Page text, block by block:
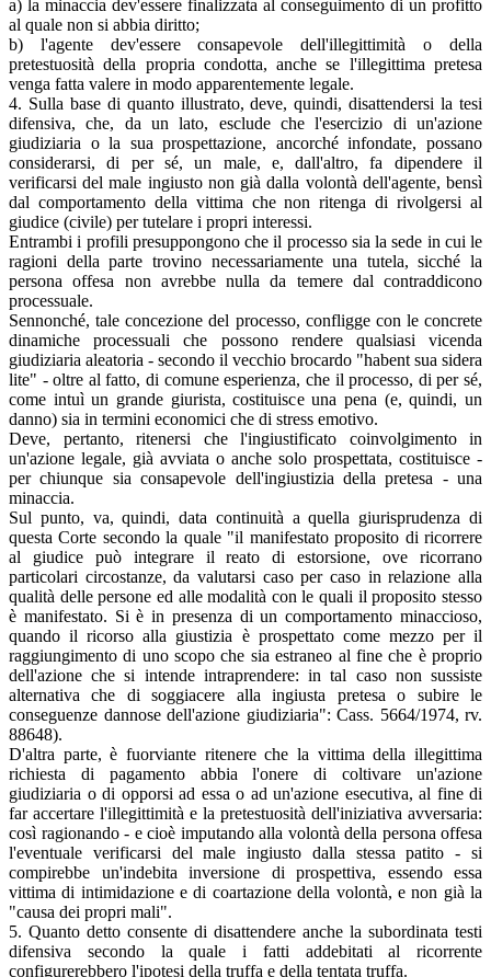
a) la minaccia dev'essere finalizzata al conseguimento di un profitto
al quale non si abbia diritto;
b) l'agente dev'essere consapevole dell'illegittimità o della
pretestuosità della propria condotta, anche se l'illegittima pretesa
venga fatta valere in modo apparentemente legale.
4. Sulla base di quanto illustrato, deve, quindi, disattendersi la tesi
difensiva, che, da un lato, esclude che l'esercizio di un'azione
giudiziaria o la sua prospettazione, ancorché infondate, possano
considerarsi, di per sé, un male, e, dall'altro, fa dipendere il
verificarsi del male ingiusto non già dalla volontà dell'agente, bensì
dal comportamento della vittima che non ritenga di rivolgersi al
giudice (civile) per tutelare i propri interessi.
Entrambi i profili presuppongono che il processo sia la sede in cui le
ragioni della parte trovino necessariamente una tutela, sicché la
persona offesa non avrebbe nulla da temere dal contraddicono
processuale.
Sennonché, tale concezione del processo, confligge con le concrete
dinamiche processuali che possono rendere qualsiasi vicenda
giudiziaria aleatoria - secondo il vecchio brocardo "habent sua sidera
lite" - oltre al fatto, di comune esperienza, che il processo, di per sé,
come intuì un grande giurista, costituisce una pena (e, quindi, un
danno) sia in termini economici che di stress emotivo.
Deve, pertanto, ritenersi che l'ingiustificato coinvolgimento in
un'azione legale, già avviata o anche solo prospettata, costituisce -
per chiunque sia consapevole dell'ingiustizia della pretesa - una
minaccia.
Sul punto, va, quindi, data continuità a quella giurisprudenza di
questa Corte secondo la quale "il manifestato proposito di ricorrere
al giudice può integrare il reato di estorsione, ove ricorrano
particolari circostanze, da valutarsi caso per caso in relazione alla
qualità delle persone ed alle modalità con le quali il proposito stesso
è manifestato. Si è in presenza di un comportamento minaccioso,
quando il ricorso alla giustizia è prospettato come mezzo per il
raggiungimento di uno scopo che sia estraneo al fine che è proprio
dell'azione che si intende intraprendere: in tal caso non sussiste
alternativa che di soggiacere alla ingiusta pretesa o subire le
conseguenze dannose dell'azione giudiziaria": Cass. 5664/1974, rv.
88648).
D'altra parte, è fuorviante ritenere che la vittima della illegittima
richiesta di pagamento abbia l'onere di coltivare un'azione
giudiziaria o di opporsi ad essa o ad un'azione esecutiva, al fine di
far accertare l'illegittimità e la pretestuosità dell'iniziativa avversaria:
così ragionando - e cioè imputando alla volontà della persona offesa
l'eventuale verificarsi del male ingiusto dalla stessa patito - si
compirebbe un'indebita inversione di prospettiva, essendo essa
vittima di intimidazione e di coartazione della volontà, e non già la
"causa dei propri mali".
5. Quanto detto consente di disattendere anche la subordinata testi
difensiva secondo la quale i fatti addebitati al ricorrente
configurerebbero l'ipotesi della truffa e della tentata truffa.